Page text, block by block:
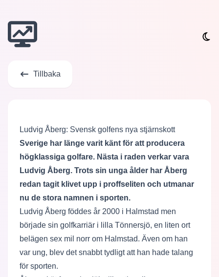
Tillbaka
Ludvig Åberg: Svensk golfens nya stjärnskott
Sverige har länge varit känt för att producera
högklassiga golfare. Nästa i raden verkar vara
Ludvig Åberg. Trots sin unga ålder har Åberg
redan tagit klivet upp i proffseliten och utmanar
nu de stora namnen i sporten.
Ludvig Åberg föddes år 2000 i Halmstad men
började sin golfkarriär i lilla Tönnersjö, en liten ort
belägen sex mil norr om Halmstad. Även om han
var ung, blev det snabbt tydligt att han hade talang
för sporten.